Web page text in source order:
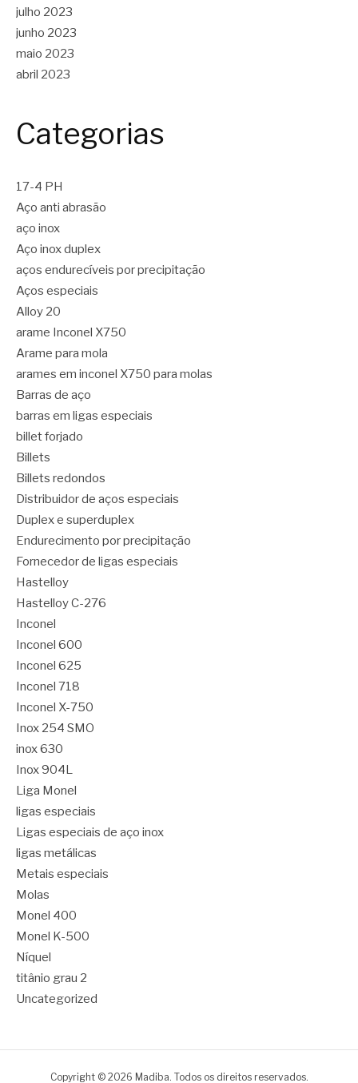
julho 2023
junho 2023
maio 2023
abril 2023
Categorias
17-4 PH
Aço anti abrasão
aço inox
Aço inox duplex
aços endurecíveis por precipitação
Aços especiais
Alloy 20
arame Inconel X750
Arame para mola
arames em inconel X750 para molas
Barras de aço
barras em ligas especiais
billet forjado
Billets
Billets redondos
Distribuidor de aços especiais
Duplex e superduplex
Endurecimento por precipitação
Fornecedor de ligas especiais
Hastelloy
Hastelloy C-276
Inconel
Inconel 600
Inconel 625
Inconel 718
Inconel X-750
Inox 254 SMO
inox 630
Inox 904L
Liga Monel
ligas especiais
Ligas especiais de aço inox
ligas metálicas
Metais especiais
Molas
Monel 400
Monel K-500
Níquel
titânio grau 2
Uncategorized
Copyright © 2026 Madiba. Todos os direitos reservados.